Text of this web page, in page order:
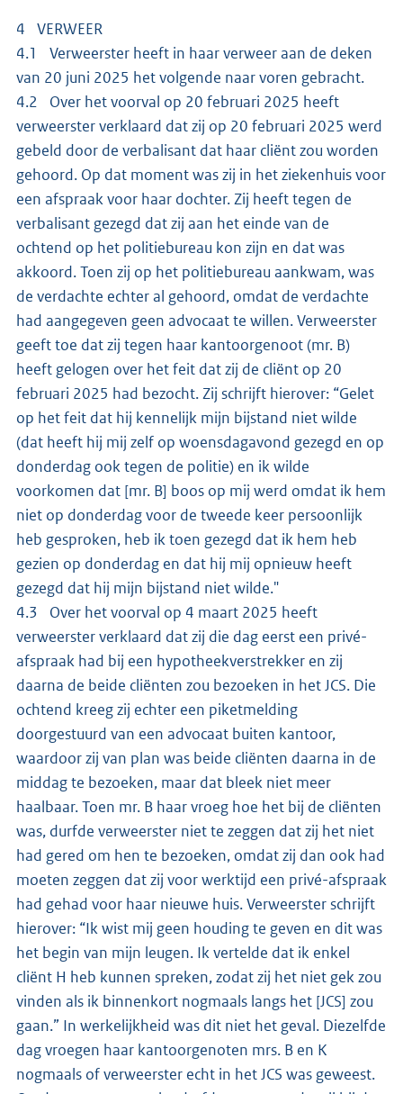
4 VERWEER
4.1 Verweerster heeft in haar verweer aan de deken
van 20 juni 2025 het volgende naar voren gebracht.
4.2 Over het voorval op 20 februari 2025 heeft
verweerster verklaard dat zij op 20 februari 2025 werd
gebeld door de verbalisant dat haar cliënt zou worden
gehoord. Op dat moment was zij in het ziekenhuis voor
een afspraak voor haar dochter. Zij heeft tegen de
verbalisant gezegd dat zij aan het einde van de
ochtend op het politiebureau kon zijn en dat was
akkoord. Toen zij op het politiebureau aankwam, was
de verdachte echter al gehoord, omdat de verdachte
had aangegeven geen advocaat te willen. Verweerster
geeft toe dat zij tegen haar kantoorgenoot (mr. B)
heeft gelogen over het feit dat zij de cliënt op 20
februari 2025 had bezocht. Zij schrijft hierover: “Gelet
op het feit dat hij kennelijk mijn bijstand niet wilde
(dat heeft hij mij zelf op woensdagavond gezegd en op
donderdag ook tegen de politie) en ik wilde
voorkomen dat [mr. B] boos op mij werd omdat ik hem
niet op donderdag voor de tweede keer persoonlijk
heb gesproken, heb ik toen gezegd dat ik hem heb
gezien op donderdag en dat hij mij opnieuw heeft
gezegd dat hij mijn bijstand niet wilde."
4.3 Over het voorval op 4 maart 2025 heeft
verweerster verklaard dat zij die dag eerst een privé-
afspraak had bij een hypotheekverstrekker en zij
daarna de beide cliënten zou bezoeken in het JCS. Die
ochtend kreeg zij echter een piketmelding
doorgestuurd van een advocaat buiten kantoor,
waardoor zij van plan was beide cliënten daarna in de
middag te bezoeken, maar dat bleek niet meer
haalbaar. Toen mr. B haar vroeg hoe het bij de cliënten
was, durfde verweerster niet te zeggen dat zij het niet
had gered om hen te bezoeken, omdat zij dan ook had
moeten zeggen dat zij voor werktijd een privé-afspraak
had gehad voor haar nieuwe huis. Verweerster schrijft
hierover: “Ik wist mij geen houding te geven en dit was
het begin van mijn leugen. Ik vertelde dat ik enkel
cliënt H heb kunnen spreken, zodat zij het niet gek zou
vinden als ik binnenkort nogmaals langs het [JCS] zou
gaan.” In werkelijkheid was dit niet het geval. Diezelfde
dag vroegen haar kantoorgenoten mrs. B en K
nogmaals of verweerster echt in het JCS was geweest.